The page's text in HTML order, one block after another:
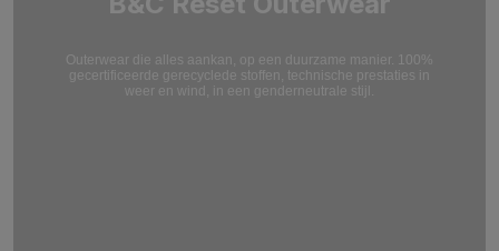
Outerwear die alles aankan, op een duurzame manier. 100%
gecertificeerde gerecyclede stoffen, technische prestaties in
weer en wind, in een genderneutrale stijl.